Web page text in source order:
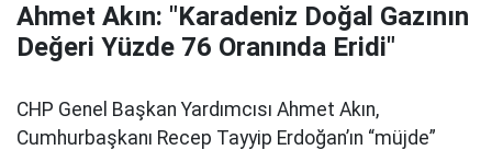
Ahmet Akın: "Karadeniz Doğal Gazının
Değeri Yüzde 76 Oranında Eridi"
CHP Genel Başkan Yardımcısı Ahmet Akın,
Cumhurbaşkanı Recep Tayyip Erdoğan’ın “müjde”